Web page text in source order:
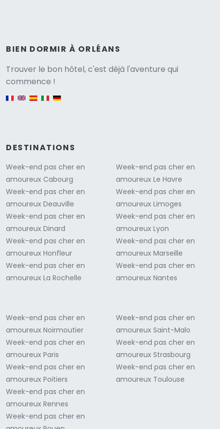
BIEN DORMIR À ORLÉANS
Trouver le bon hôtel, c'est déjà l'aventure qui
commence !
DESTINATIONS
Week-end pas cher en
amoureux Cabourg
Week-end pas cher en
amoureux Deauville
Week-end pas cher en
amoureux Dinard
Week-end pas cher en
amoureux Honfleur
Week-end pas cher en
amoureux La Rochelle
Week-end pas cher en
amoureux Le Havre
Week-end pas cher en
amoureux Limoges
Week-end pas cher en
amoureux Lyon
Week-end pas cher en
amoureux Marseille
Week-end pas cher en
amoureux Nantes
Week-end pas cher en
amoureux Noirmoutier
Week-end pas cher en
amoureux Paris
Week-end pas cher en
amoureux Poitiers
Week-end pas cher en
amoureux Rennes
Week-end pas cher en
Week-end pas cher en
amoureux Saint-Malo
Week-end pas cher en
amoureux Strasbourg
Week-end pas cher en
amoureux Toulouse